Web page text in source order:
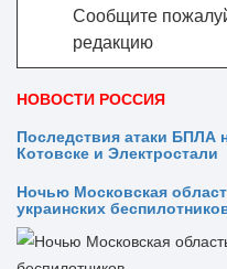
Сообщите
редакцию
НОВОСТИ РОССИЯ
Последствия атаки БПЛА
Котовске и Электростали
Ночью Московская
украинских